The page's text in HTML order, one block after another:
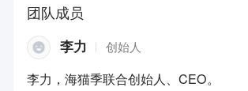
团队成员
李力 创始人
李力，海猫季联合创始人、CEO。